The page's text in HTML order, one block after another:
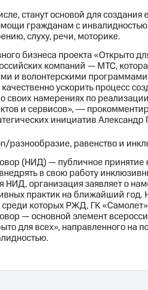
станут основой для создания
гражданам с
слуху, речи, моторике.
бизнеса проекта «Открыто
компаний — МТС,
и волонтерскими
ускорить процесс
своих намерениях по
и сервисов», ―
инициатив
разнообразие, равенство и
(НИД) — публичное
в свою работу
организация заявляет о
практик на ближайший
которых РЖД, ГК
— основной элемент
для всех», направленного на